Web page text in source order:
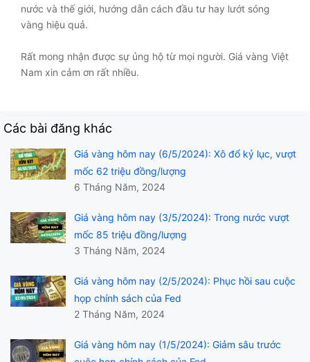
nước và thế giới, hướng dẫn cách đầu tư hay lướt sóng
vàng hiệu quả.
Rất mong nhận được sự ủng hộ từ mọi người. Giá vàng Việt
Nam xin cảm ơn rất nhiều.
Các bài đăng khác
Giá vàng hôm nay (6/5/2024): Xô đổ kỷ lục, vượt
mốc 62 triệu đồng/lượng
6 Tháng Năm, 2024
Giá vàng hôm nay (3/5/2024): Trong nước vượt
mốc 85 triệu đồng/lượng
3 Tháng Năm, 2024
Giá vàng hôm nay (2/5/2024): Phục hồi sau cuộc
họp chính sách của Fed
2 Tháng Năm, 2024
Giá vàng hôm nay (1/5/2024): Giảm sâu trước